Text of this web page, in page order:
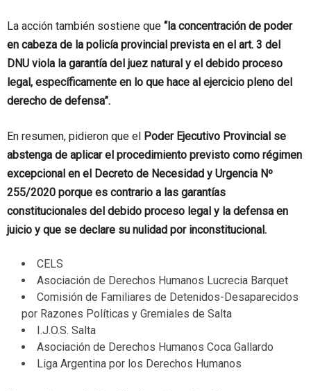
La acción también sostiene que “la concentración de poder
en cabeza de la policía provincial prevista en el art. 3 del
DNU viola la garantía del juez natural y el debido proceso
legal, específicamente en lo que hace al ejercicio pleno del
derecho de defensa”.
En resumen, pidieron que el Poder Ejecutivo Provincial se
abstenga de aplicar el procedimiento previsto como régimen
excepcional en el Decreto de Necesidad y Urgencia Nº
255/2020 porque es contrario a las garantías
constitucionales del debido proceso legal y la defensa en
juicio y que se declare su nulidad por inconstitucional.
CELS
Asociación de Derechos Humanos Lucrecia Barquet
Comisión de Familiares de Detenidos-Desaparecidos
por Razones Políticas y Gremiales de Salta
I.J.O.S. Salta
Asociación de Derechos Humanos Coca Gallardo
Liga Argentina por los Derechos Humanos